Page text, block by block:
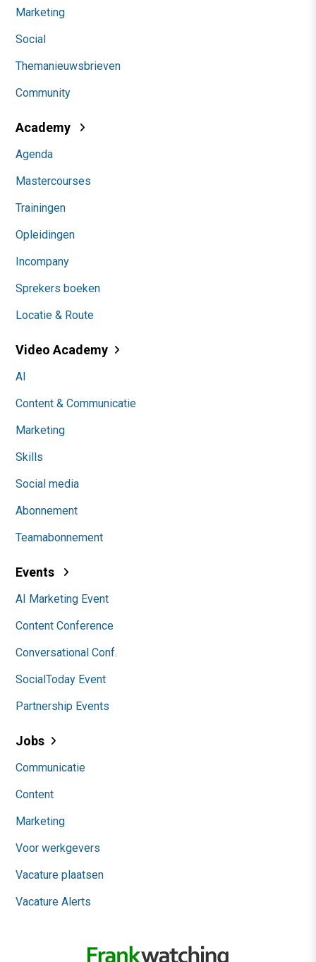
Marketing
Social
Themanieuwsbrieven
Community
Academy
Agenda
Mastercourses
Trainingen
Opleidingen
Incompany
Sprekers boeken
Locatie & Route
Video Academy
AI
Content & Communicatie
Marketing
Skills
Social media
Abonnement
Teamabonnement
Events
AI Marketing Event
Content Conference
Conversational Conf.
SocialToday Event
Partnership Events
Jobs
Communicatie
Content
Marketing
Voor werkgevers
Vacature plaatsen
Vacature Alerts